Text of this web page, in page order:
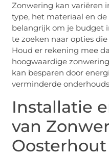
Zonwering kan variëren
type, het materiaal en
belangrijk om je budget
te zoeken naar opties
Houd er rekening mee
hoogwaardige
kan besparen door
verminderde
Installatie
van
Oosterhout